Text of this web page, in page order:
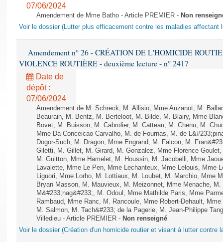
07/06/2024
Amendement de Mme Batho - Article PREMIER - Non
Voir le dossier (Lutter plus efficacement contre les maladies affectant
Amendement n° 26 - CRÉATION DE L'HOMICIDE
VIOLENCE ROUTIÈRE - deuxième lecture - n° 2417
Date de
dépôt :
07/06/2024
Amendement de M. Schreck, M. Allisio, Mme Auzanot, M.
Beaurain, M. Bentz, M. Berteloot, M. Bilde, M. Blairy, Mme
Bovet, M. Buisson, M. Cabrolier, M. Catteau, M. Chenu, M.
Mme Da Conceicao Carvalho, M. de Fournas, M. de
Dogor-Such, M. Dragon, Mme Engrand, M. Falcon, M.
Giletti, M. Gillet, M. Girard, M. Gonzalez, Mme Florence
M. Guitton, Mme Hamelet, M. Houssin, M. Jacobelli, Mme
Lavalette, Mme Le Pen, Mme Lechanteux, Mme Lelouis, Mme
Liguori, Mme Lorho, M. Lottiaux, M. Loubet, M. Marchio, Mme
Bryan Masson, M. Mauvieux, M. Meizonnet, Mme Menache,
M&#233;nag&#233;, M. Odoul, Mme Mathilde Paris, Mme
Rambaud, Mme Ranc, M. Rancoule, Mme Robert-Dehault,
M. Salmon, M. Tach&#233; de la Pagerie, M. Jean-Philippe
Villedieu - Article PREMIER - Non renseigné
Voir le dossier (Création d'un homicide routier et visant à lutter contre